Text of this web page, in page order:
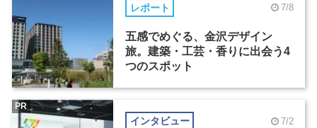
レポート 7/8
五感でめぐる、金沢デザイン
旅。建築・工芸・香りに出会う4
つのスポット
インタビュー 7/2
PR